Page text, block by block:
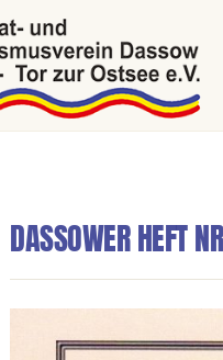
DASSOWER HEFT